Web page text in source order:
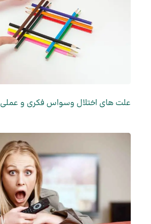
علت های اختلال وسواس فکری و عملی